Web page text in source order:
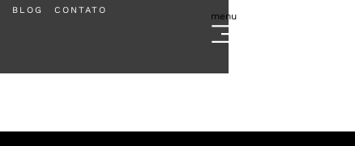
BLOG CONTATO
menu